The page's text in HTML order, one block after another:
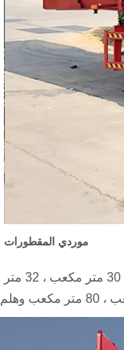
موردي المقطورات
30 متر مكعب ، 32 متر